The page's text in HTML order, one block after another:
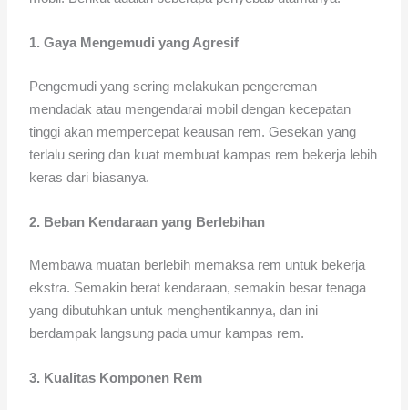
1. Gaya Mengemudi yang Agresif
Pengemudi yang sering melakukan pengereman
mendadak atau mengendarai mobil dengan kecepatan
tinggi akan mempercepat keausan rem. Gesekan yang
terlalu sering dan kuat membuat kampas rem bekerja lebih
keras dari biasanya.
2. Beban Kendaraan yang Berlebihan
Membawa muatan berlebih memaksa rem untuk bekerja
ekstra. Semakin berat kendaraan, semakin besar tenaga
yang dibutuhkan untuk menghentikannya, dan ini
berdampak langsung pada umur kampas rem.
3. Kualitas Komponen Rem